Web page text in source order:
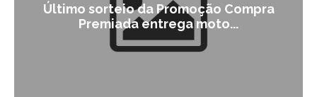
Último sorteio da Promoção Compra
Premiada entrega moto...